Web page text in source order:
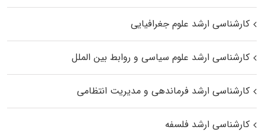
کارشناسی ارشد علوم جغرافیایی
کارشناسی ارشد علوم سیاسی و روابط بین الملل
کارشناسی ارشد فرماندهی و مدیریت انتظامی
کارشناسی ارشد فلسفه